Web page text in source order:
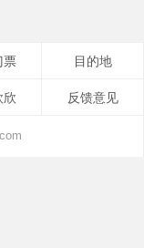
票 目的地
欣 反馈意见